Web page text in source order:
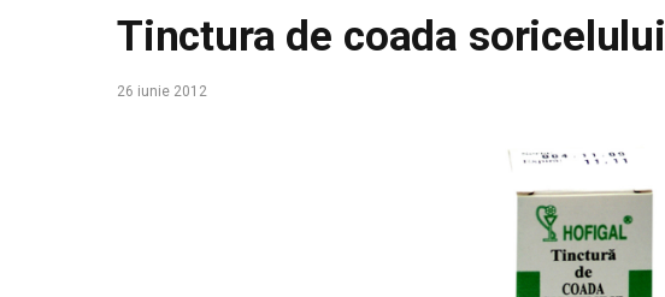
Tinctura de coada soricelului
26 iunie 2012